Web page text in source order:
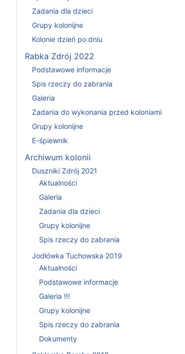
Zadania dla dzieci
Grupy kolonijne
Kolonie dzień po dniu
Rabka Zdrój 2022
Podstawowe informacje
Spis rzeczy do zabrania
Galeria
Zadania do wykonania przed koloniami
Grupy kolonijne
E-śpiewnik
Archiwum kolonii
Duszniki Zdrój 2021
Aktualności
Galeria
Zadania dla dzieci
Grupy kolonijne
Spis rzeczy do zabrania
Jodłówka Tuchowska 2019
Aktualności
Podstawowe informacje
Galeria !!!
Grupy kolonijne
Spis rzeczy do zabrania
Dokumenty